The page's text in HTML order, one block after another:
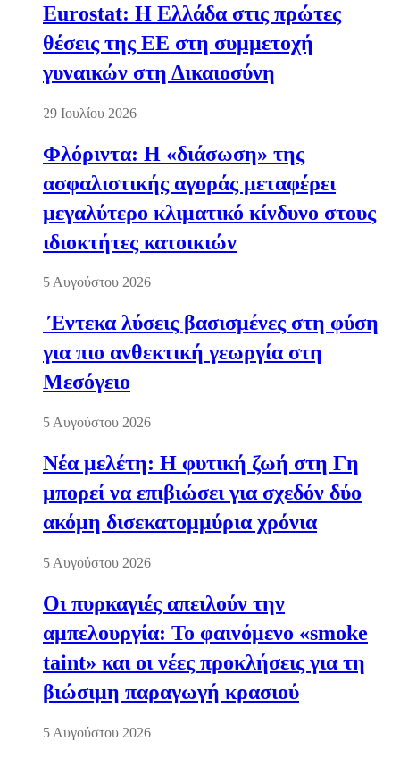
Eurostat: Η Ελλάδα στις πρώτες
θέσεις της ΕΕ στη συμμετοχή
γυναικών στη Δικαιοσύνη
29 Ιουλίου 2026
Φλόριντα: Η «διάσωση» της
ασφαλιστικής αγοράς μεταφέρει
μεγαλύτερο κλιματικό κίνδυνο στους
ιδιοκτήτες κατοικιών
5 Αυγούστου 2026
Έντεκα λύσεις βασισμένες στη φύση
για πιο ανθεκτική γεωργία στη
Μεσόγειο
5 Αυγούστου 2026
Νέα μελέτη: Η φυτική ζωή στη Γη
μπορεί να επιβιώσει για σχεδόν δύο
ακόμη δισεκατομμύρια χρόνια
5 Αυγούστου 2026
Οι πυρκαγιές απειλούν την
αμπελουργία: Το φαινόμενο «smoke
taint» και οι νέες προκλήσεις για τη
βιώσιμη παραγωγή κρασιού
5 Αυγούστου 2026